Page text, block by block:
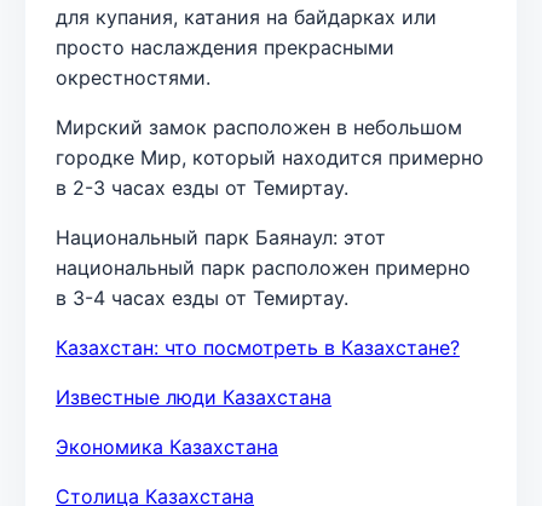
для купания, катания на байдарках или
просто наслаждения прекрасными
окрестностями.
Мирский замок расположен в небольшом
городке Мир, который находится примерно
в 2-3 часах езды от Темиртау.
Национальный парк Баянаул: этот
национальный парк расположен примерно
в 3-4 часах езды от Темиртау.
Казахстан: что посмотреть в Казахстане?
Известные люди Казахстана
Экономика Казахстана
Столица Казахстана